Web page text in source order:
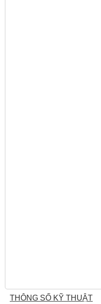
THÔNG SỐ KỸ THUẬT